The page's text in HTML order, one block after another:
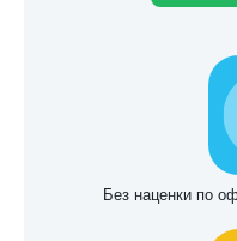
Без наценки по